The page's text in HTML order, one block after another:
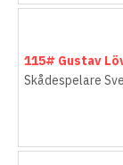
115# Gustav
Skådespelare